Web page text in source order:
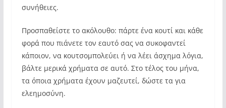
συνήθειες.
Προσπαθείστε το ακόλουθο: πάρτε ένα κουτί και κάθε
φορά που πιάνετε τον εαυτό σας να συκοφαντεί
κάποιον, να κουτσομπολεύει ή να λέει άσχημα λόγια,
βάλτε μερικά χρήματα σε αυτό. Στο τέλος του μήνα,
τα όποια χρήματα έχουν μαζευτεί, δώστε τα για
ελεημοσύνη.